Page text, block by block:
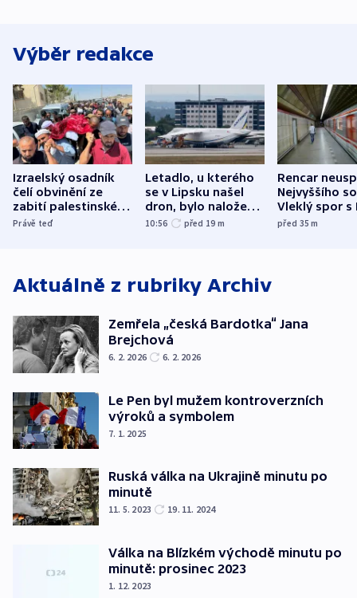
Výběr redakce
Izraelský osadník
čelí obvinění ze
zabití palestinského
aktivisty
Právě teď
Letadlo, u kterého
se v Lipsku našel
dron, bylo naložené
municí, píší média
10:56 před 19 m
Rencar
Nejvyššího
Vleklý spor s
reklamní
před 35m
Aktuálně z rubriky Archiv
Zemřela „česká Bardotka“ Jana
Brejchová
6. 2. 2026 6. 2. 2026
Le Pen byl mužem kontroverzních
výroků a symbolem
7. 1. 2025
Ruská válka na Ukrajině minutu po
minutě
11. 5. 2023 19. 11. 2024
Válka na Blízkém východě minutu po
minutě: prosinec 2023
1. 12. 2023